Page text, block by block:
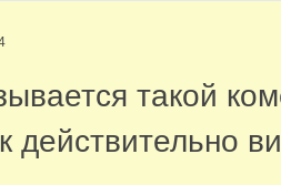
такой
действительно